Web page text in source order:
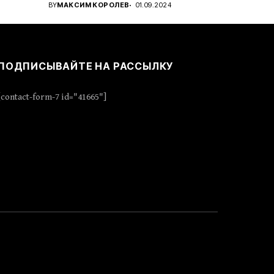
BYМАКСИМ КОРОЛЕВ 01.09.2024
НА РАССЫЛКУ
[contact-form-7 id="41665"]